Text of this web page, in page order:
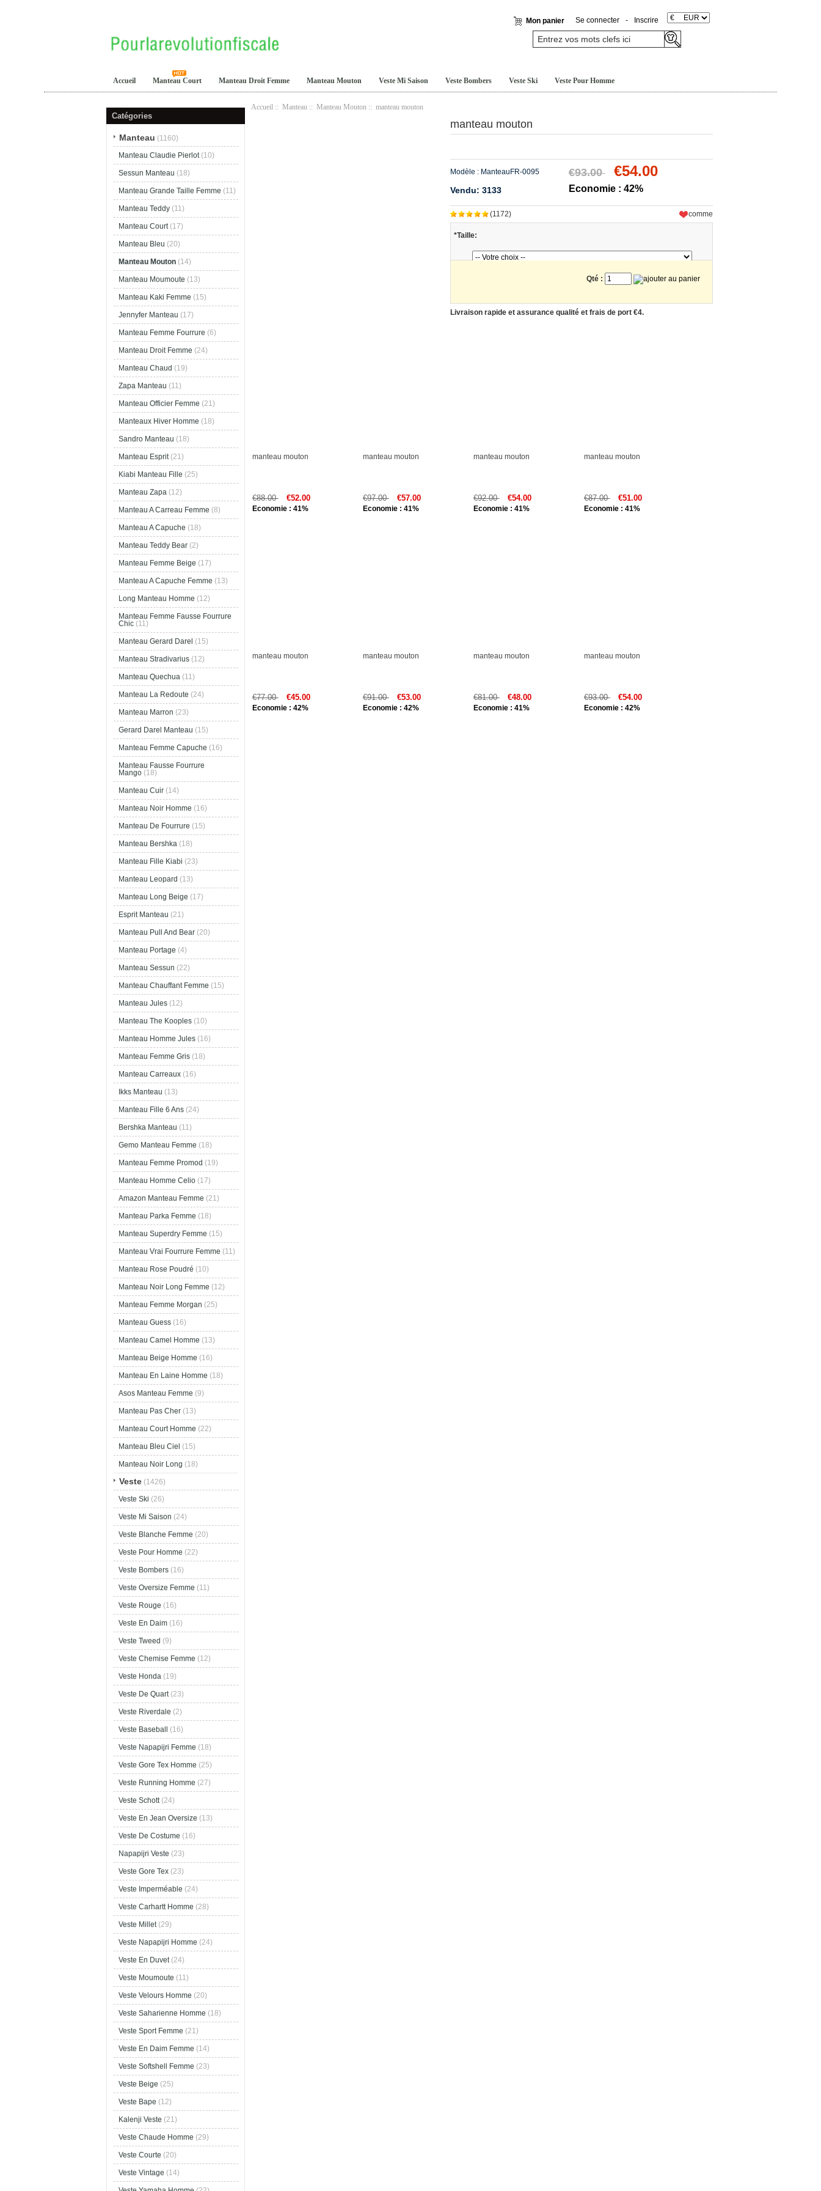
Se connecter - Inscrire
Mon panier
Accueil Manteau Court Manteau Droit Femme Manteau Mouton Veste Mi Saison Veste Bombers Veste Ski Veste Pour Homme
Catégories
Manteau (1160)
Manteau Claudie Pierlot(10)
Sessun Manteau (18)
Manteau Grande Taille Femme (11)
Manteau Teddy (11)
Manteau Court(17)
Manteau Bleu (20)
Manteau Mouton (14)
Manteau Moumoute (13)
Manteau Kaki Femme (15)
Jennyfer Manteau (17)
Manteau Femme Fourrure (6)
Manteau Droit Femme (24)
Manteau Chaud (19)
Zapa Manteau (11)
Manteau Officier Femme (21)
Manteaux Hiver Homme (18)
Sandro Manteau (18)
Manteau Esprit(21)
Kiabi Manteau Fille (25)
Manteau Zapa (12)
Manteau A Carreau Femme (8)
Manteau A Capuche (18)
Manteau Teddy Bear (2)
Manteau Femme Beige (17)
Manteau A Capuche Femme (13)
Long Manteau Homme (12)
Manteau Femme Fausse Fourrure
Chic (11)
Manteau Gerard Darel (15)
Manteau Stradivarius (12)
Manteau Quechua (11)
Manteau La Redoute (24)
Manteau Marron (23)
Gerard Darel Manteau (15)
Manteau Femme Capuche (16)
Manteau Fausse Fourrure
Mango (18)
Manteau Cuir (14)
Manteau Noir Homme (16)
Manteau De Fourrure (15)
Manteau Bershka (18)
Manteau Fille Kiabi (23)
Manteau Leopard (13)
Manteau Long Beige (17)
Esprit Manteau (21)
Manteau Pull And Bear (20)
Manteau Portage (4)
Manteau Sessun (22)
Manteau Chauffant Femme (15)
Manteau Jules (12)
Manteau The Kooples (10)
Manteau Homme Jules (16)
Manteau Femme Gris (18)
Manteau Carreaux (16)
Ikks Manteau (13)
Manteau Fille 6 Ans (24)
Bershka Manteau (11)
Gemo Manteau Femme (18)
Manteau Femme Promod (19)
Manteau Homme Celio (17)
Amazon Manteau Femme (21)
Manteau Parka Femme (18)
Manteau Superdry Femme (15)
Manteau Vrai Fourrure Femme (11)
Manteau Rose Poudré (10)
Manteau Noir Long Femme (12)
Manteau Femme Morgan (25)
Manteau Guess (16)
Manteau Camel Homme (13)
Manteau Beige Homme (16)
Manteau En Laine Homme (18)
Asos Manteau Femme (9)
Manteau Pas Cher (13)
Manteau Court Homme (22)
Manteau Bleu Ciel (15)
Manteau Noir Long (18)
Veste (1426)
Veste Ski (26)
Veste Mi Saison (24)
Veste Blanche Femme (20)
Veste Pour Homme (22)
Veste Bombers (16)
Veste Oversize Femme (11)
Veste Rouge (16)
Veste En Daim (16)
Veste Tweed (9)
Veste Chemise Femme (12)
Veste Honda (19)
Veste De Quart(23)
Veste Riverdale (2)
Veste Baseball (16)
Veste Napapijri Femme (18)
Veste Gore Tex Homme (25)
Veste Running Homme (27)
Veste Schott(24)
Veste En Jean Oversize (13)
Veste De Costume (16)
Napapijri Veste (23)
Veste Gore Tex (23)
Veste Imperméable (24)
Veste Carhartt Homme (28)
Veste Millet(29)
Veste Napapijri Homme (24)
Veste En Duvet(24)
Veste Moumoute (11)
Veste Velours Homme (20)
Veste Saharienne Homme (18)
Veste Sport Femme (21)
Veste En Daim Femme (14)
Veste Softshell Femme (23)
Veste Beige (25)
Veste Bape (12)
Kalenji Veste (21)
Veste Chaude Homme (29)
Veste Courte (20)
Veste Vintage (14)
Accueil :: Manteau :: Manteau Mouton :: manteau mouton
manteau mouton
Modèle : ManteauFR-0095
Vendu:3133
€93.00 €54.00
Economie : 42%
(1172) comme
*Taille:
Qté :
Livraison rapide et assurance qualité et frais de port €4.
manteau mouton
€88.00 €52.00
Economie : 41%
manteau mouton
€97.00 €57.00
Economie : 41%
manteau mouton
€92.00 €54.00
Economie : 41%
manteau mouton
€87.00 €51.00
Economie : 41%
manteau mouton
€77.00 €45.00
Economie : 42%
manteau mouton
€91.00 €53.00
Economie : 42%
manteau mouton
€81.00 €48.00
Economie : 41%
manteau mouton
€93.00 €54.00
Economie : 42%